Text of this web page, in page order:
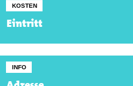
KOSTEN
Eintritt
INFO